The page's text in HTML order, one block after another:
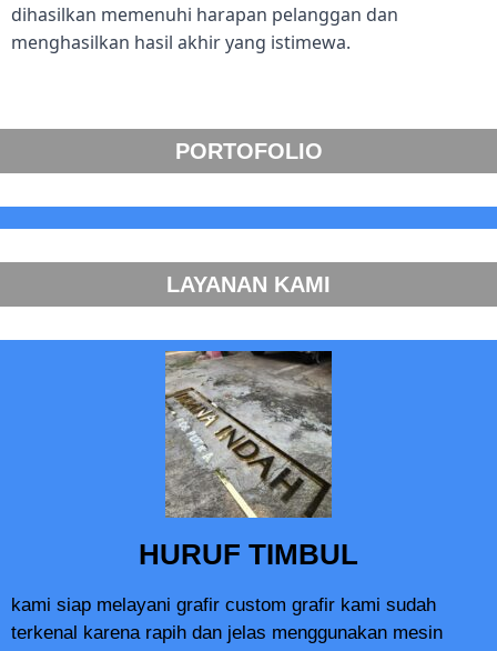
dihasilkan memenuhi harapan pelanggan dan
menghasilkan hasil akhir yang istimewa.
PORTOFOLIO
LAYANAN KAMI
HURUF TIMBUL
kami siap melayani grafir custom grafir kami sudah
terkenal karena rapih dan jelas menggunakan mesin